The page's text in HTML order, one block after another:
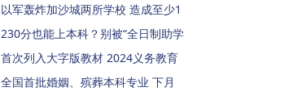
以军轰炸加沙城两所学校 造成至少1
230分也能上本科？别被“全日制助学
首次列入大字版教材 2024义务教育
全国首批婚姻、殡葬本科专业 下月